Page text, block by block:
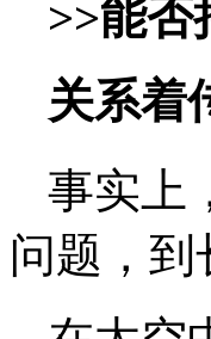
>>能否
关系着
事实上
问题，